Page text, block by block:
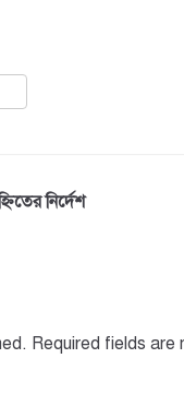
নির্দেশ
Required fields are